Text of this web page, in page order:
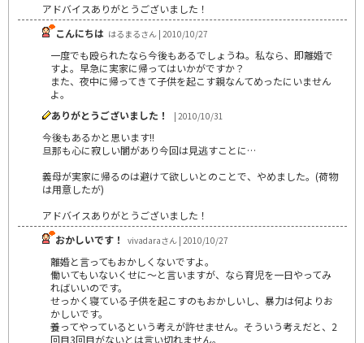
アドバイスありがとうございました！
こんにちは はるまるさん | 2010/10/27
一度でも殴られたなら今後もあるでしょうね。私なら、即離婚で
すよ。早急に実家に帰ってはいかがですか？
また、夜中に帰ってきて子供を起こす親なんてめったにいません
よ。
ありがとうございました！
| 2010/10/31
今後もあるかと思います!!
旦那も心に寂しい闇があり今回は見逃すことに…
義母が実家に帰るのは避けて欲しいとのことで、やめました。(荷物
は用意したが)
アドバイスありがとうございました！
おかしいです！
vivadaraさん | 2010/10/27
離婚と言ってもおかしくないですよ。
働いてもいないくせに～と言いますが、なら育児を一日やってみ
ればいいのです。
せっかく寝ている子供を起こすのもおかしいし、暴力は何よりお
かしいです。
養ってやっているという考えが許せません。そういう考えだと、2
回目3回目がないとは言い切れません。